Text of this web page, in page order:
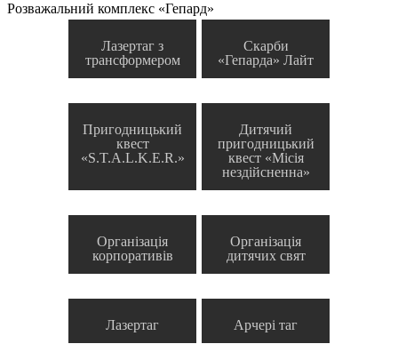
Розважальний комплекс «Гепард»
Лазертаг з
трансформером
Скарби
«Гепарда» Лайт
Пригодницький
квест
«S.T.A.L.K.E.R.»
Дитячий
пригодницький
квест «Місія
нездійсненна»
Організація
корпоративів
Організація
дитячих свят
Лазертаг Арчері таг